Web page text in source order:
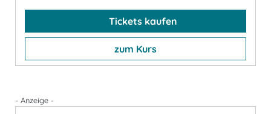
Tickets kaufen
zum Kurs
- Anzeige -